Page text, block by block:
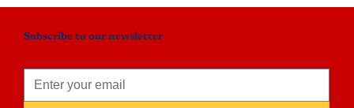
Subscribe to our newsletter